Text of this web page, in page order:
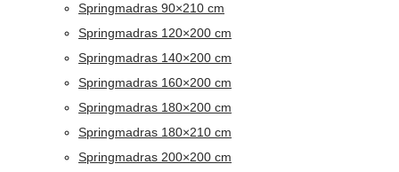
Springmadras 90×210 cm
Springmadras 120×200 cm
Springmadras 140×200 cm
Springmadras 160×200 cm
Springmadras 180×200 cm
Springmadras 180×210 cm
Springmadras 200×200 cm